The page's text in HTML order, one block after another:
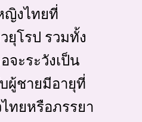
ญิงไทยที่
ยุโรป รวมทั้ง
จะระวังเป็น
ผู้ชายมีอายุที่
ทยหรือภรรยา